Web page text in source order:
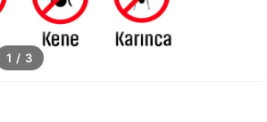
1 / 3